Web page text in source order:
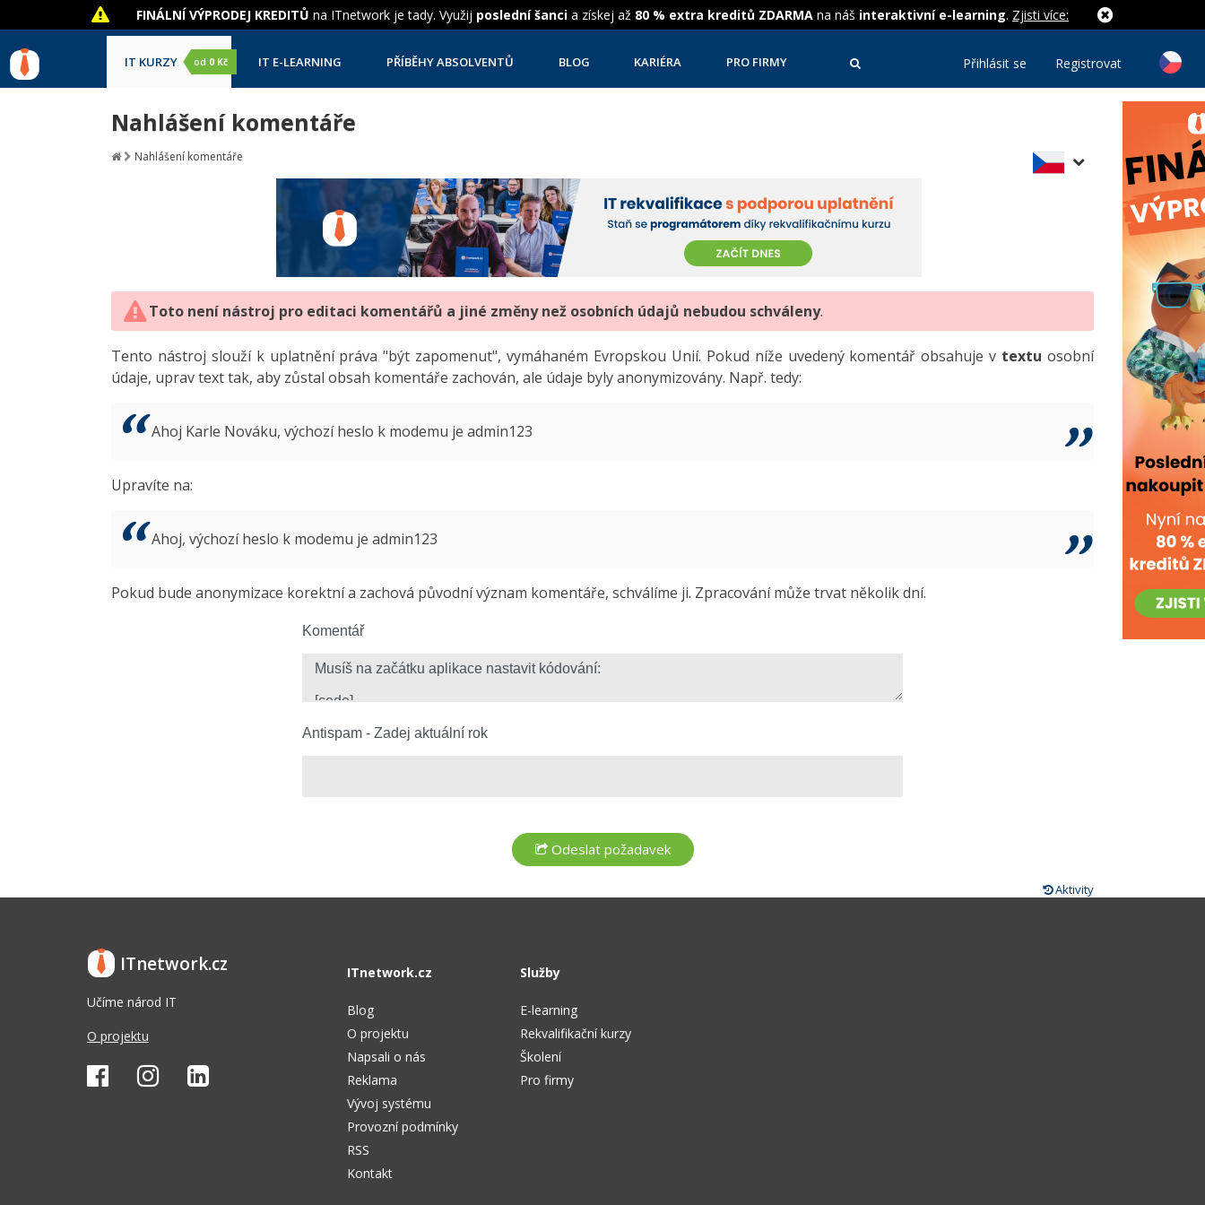
FINÁLNÍ VÝPRODEJ KREDITŮ na ITnetwork je tady. Využij poslední šanci a získej až 80 % extra kreditů ZDARMA na náš interaktivní e-learning. Zjisti více:
IT KURZY od 0 Kč IT E-LEARNING PŘÍBĚHY ABSOLVENTŮ BLOG KARIÉRA PRO FIRMY Přihlásit se Registrovat
Nahlášení komentáře
Nahlášení komentáře
Toto není nástroj pro editaci komentářů a jiné změny než osobních údajů nebudou schváleny.
Tento nástroj slouží k uplatnění práva "být zapomenut", vymáhaném Evropskou Unií. Pokud níže uvedený komentář obsahuje v textu osobní
údaje, uprav text tak, aby zůstal obsah komentáře zachován, ale údaje byly anonymizovány. Např. tedy:
Ahoj Karle Nováku, výchozí heslo k modemu je admin123
Upravíte na:
Ahoj, výchozí heslo k modemu je admin123
Pokud bude anonymizace korektní a zachová původní význam komentáře, schválíme ji. Zpracování může trvat několik dní.
Komentář
Antispam - Zadej aktuální rok
Aktivity
ITnetwork.cz
Učíme národ IT
O projektu
ITnetwork.cz
Blog
O projektu
Napsali o nás
Reklama
Vývoj systému
Provozní podmínky
RSS
Kontakt
Služby
E-learning
Rekvalifikační kurzy
Školení
Pro firmy